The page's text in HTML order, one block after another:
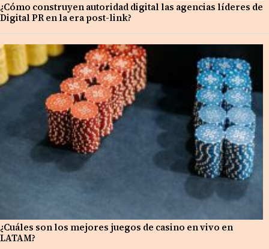
¿Cómo construyen autoridad digital las agencias líderes de
Digital PR en la era post-link?
¿Cuáles son los mejores juegos de casino en vivo en
LATAM?